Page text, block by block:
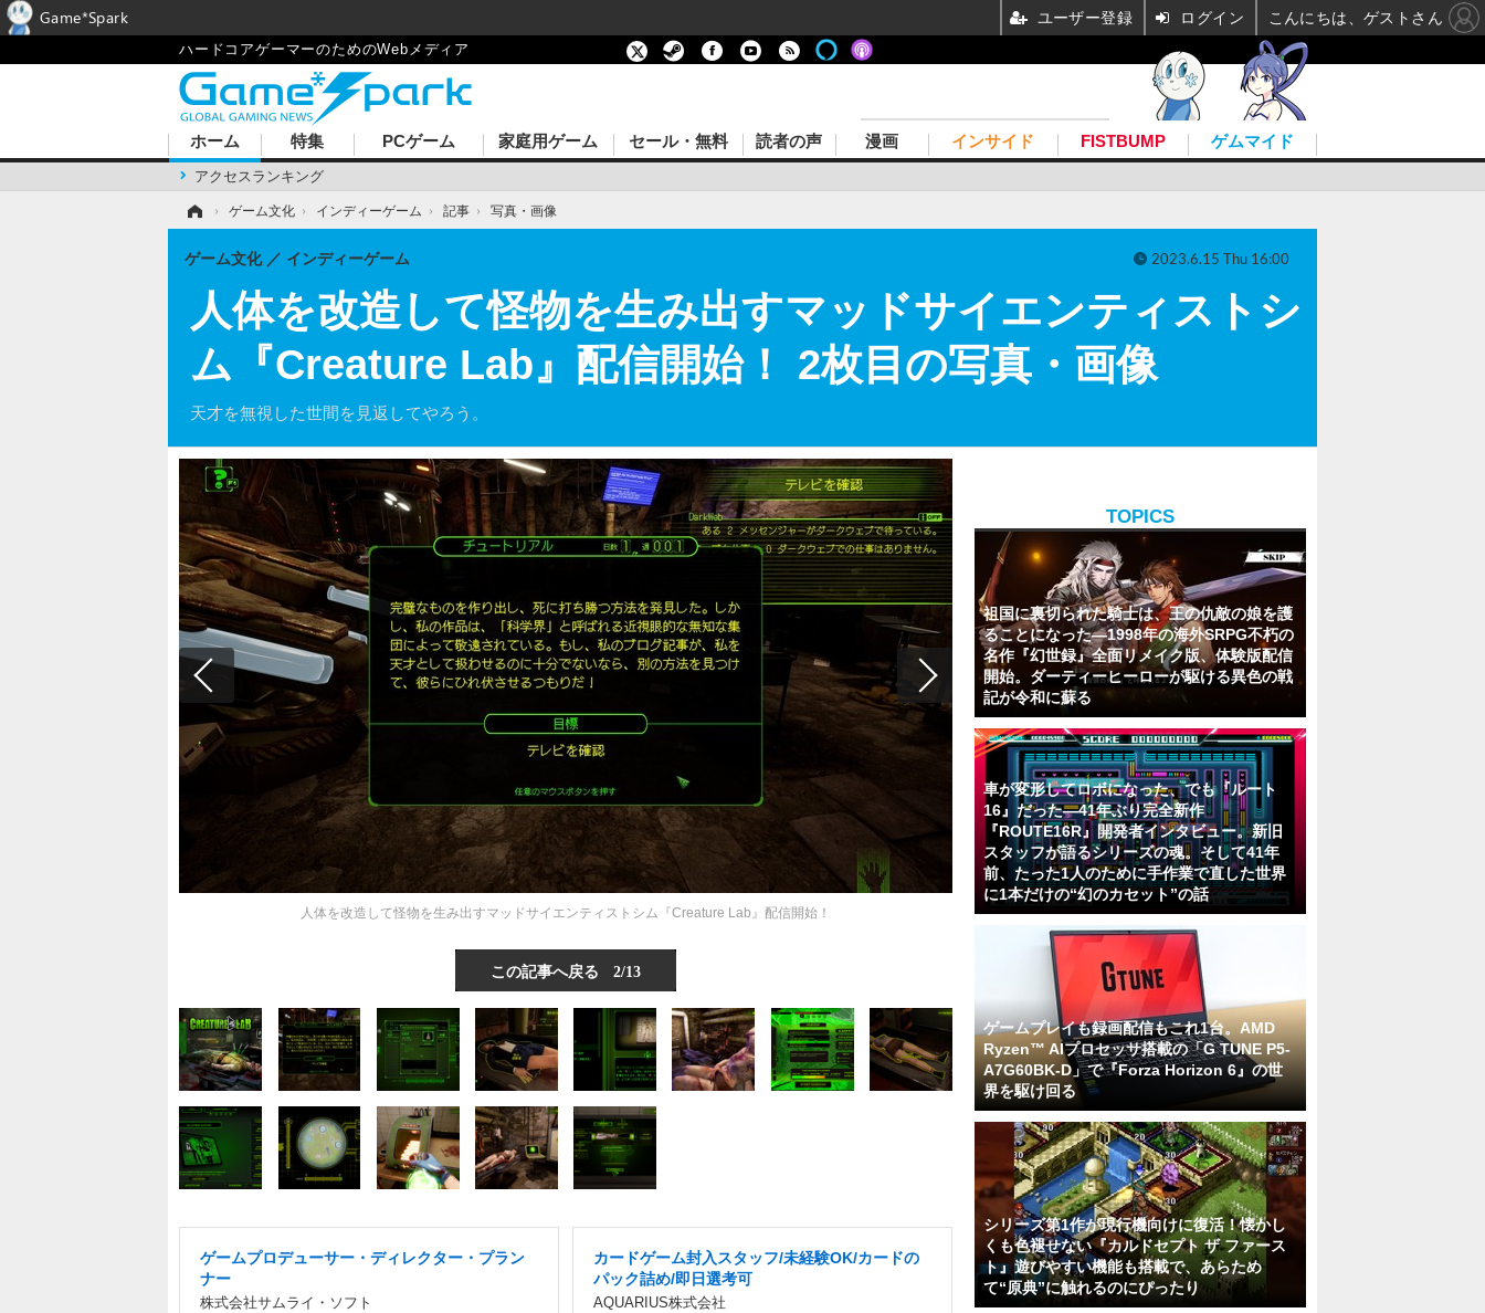
ハードコアゲーマーのためのWebメディア
ホーム
アクセスランキング
特集 PCゲーム 家庭用ゲーム セール・無料 読者の声 漫画 インサイド FISTBUMP ゲムマイド
› ゲーム文化 › インディーゲーム › 記事 › 写真・画像
人体を改造して怪物を生み出すマッドサイエンティストシ
ム『Creature Lab』配信開始！ 2枚目の写真・画像
天才を無視した世間を見返してやろう。
ゲーム文化 インディーゲーム 2023.6.15 Thu 16:00
人体を改造して怪物を生み出すマッドサイエンティストシム『Creature Lab』配信開始！
この記事へ戻る 2/13
ゲームプロデューサー・ディレクター・プラン
ナー
株式会社サムライ・ソフト
カードゲーム封入スタッフ/未経験OK/カードの
パック詰め/即日選考可
AQUARIUS株式会社
TOPICS
祖国に裏切られた騎士は、王の仇敵の娘を護
ることになった―1998年の海外SRPG不朽の
名作『幻世録』全面リメイク版、体験版配信
開始。ダーティーヒーローが駆ける異色の戦
記が令和に蘇る
車が変形してロボになった、でも『ルート
16』だった―41年ぶり完全新作
『ROUTE16R』開発者インタビュー。新旧
スタッフが語るシリーズの魂。そして41年
前、たった1人のために手作業で直した世界
に1本だけの“幻のカセット”の話
ゲームプレイも録画配信もこれ1台。AMD
Ryzen™ AIプロセッサ搭載の「G TUNE P5-
A7G60BK-D」で『Forza Horizon 6』の世
界を駆け回る
シリーズ第1作が現行機向けに復活！懐かし
くも色褪せない『カルドセプト ザ ファース
ト』遊びやすい機能も搭載で、あらため
て“原典”に触れるのにぴったり
Game*Spark ユーザー登録 ログイン こんにちは、ゲストさん